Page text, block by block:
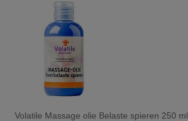
Volatile Massage olie Belaste spieren 250 ml